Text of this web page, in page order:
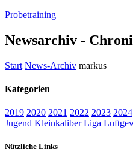
Probetraining
Newsarchiv -
Start News-Archiv markus
Kategorien
2019 2020 2021 2022 2023 2024
Jugend Kleinkaliber Liga
Nützliche Links